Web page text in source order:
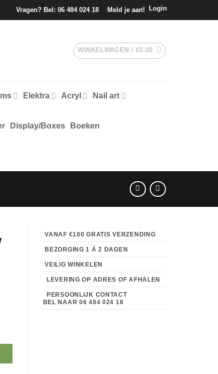
Vragen? Bel: 06 484 024 18 Meld je aan! Login
WINKELWAGEN / €0.00
Elektra Acryl Nail art
Display/Boxes Boeken
VANAF €100 GRATIS VERZENDING
BEZORGING 1 Á 2 DAGEN
VEILIG WINKELEN
LEVERING OP ADRES OF AFHALEN
PERSOONLIJK CONTACT
BEL NAAR 06 484 024 18